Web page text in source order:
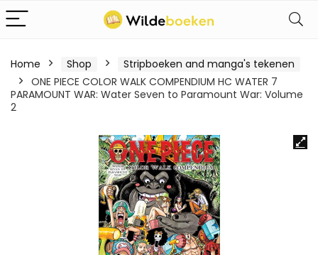
Home Shop
Stripboeken and manga's tekenen
ONE PIECE COLOR WALK COMPENDIUM HC WATER 7
PARAMOUNT WAR: Water Seven to Paramount War: Volume
2